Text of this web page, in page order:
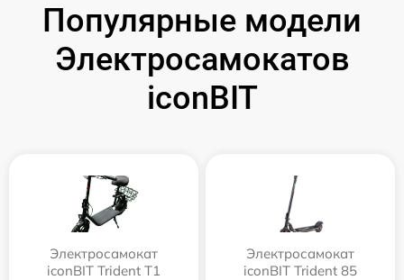
Популярные модели
Электросамокатов
iconBIT
Электросамокат
iconBIT Trident T1
Электросамокат
iconBIT Trident 85